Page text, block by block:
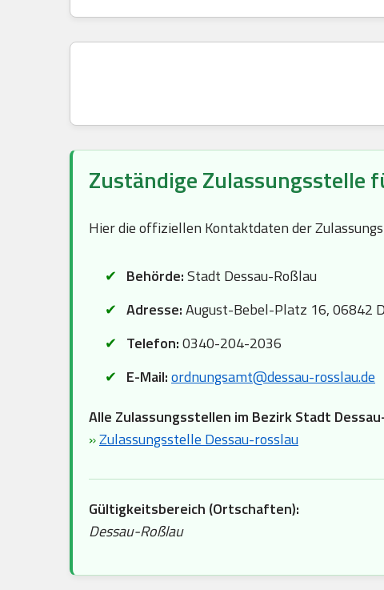
Zuständige Zulassungsstelle
Hier die offiziellen Kontaktdaten der
Behörde:Stadt Dessau-Roßlau
Adresse:August-Bebel-Platz 16, 06842
Telefon:0340-204-2036
E-Mail:ordnungsamt@dessau-rosslau.de
Alle Zulassungsstellen im Bezirk Stadt
»Zulassungsstelle Dessau-rosslau
Gültigkeitsbereich (Ortschaften):
Dessau-Roßlau